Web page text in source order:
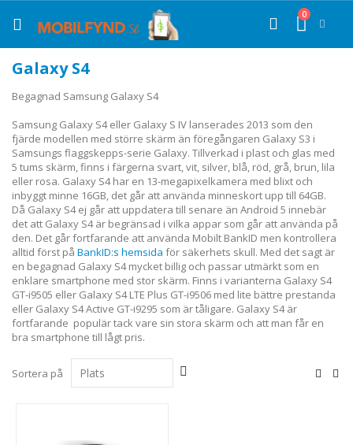
innehållet
Cart
0
Sök
Galaxy S4
Begagnad Samsung Galaxy S4
Samsung Galaxy S4 eller Galaxy S IV lanserades 2013 som den
fjärde modellen med större skärm än föregångaren Galaxy S3 i
Samsungs flaggskepps-serie Galaxy. Tillverkad i plast och glas med
5 tums skärm, finns i färgerna svart, vit, silver, blå, röd, grå, brun, lila
eller rosa. Galaxy S4 har en 13-megapixelkamera med blixt och
inbyggt minne 16GB, det går att använda minneskort upp till 64GB.
Då Galaxy S4 ej går att uppdatera till senare än Android 5 innebär
det att Galaxy S4 är begränsad i vilka appar som går att använda på
den. Det går fortfarande att använda Mobilt BankID men kontrollera
alltid först på BankID:s hemsida för säkerhets skull. Med det sagt är
en begagnad Galaxy S4 mycket billig och passar utmärkt som en
enklare smartphone med stor skärm. Finns i varianterna Galaxy S4
GT-i9505 eller Galaxy S4 LTE Plus GT-i9506 med lite bättre prestanda
eller Galaxy S4 Active GT-i9295 som är tåligare. Galaxy S4är
fortfarande populär tack vare sin stora skärm och att man får en
bra smartphone till lågt pris.
Sortera på
Visa